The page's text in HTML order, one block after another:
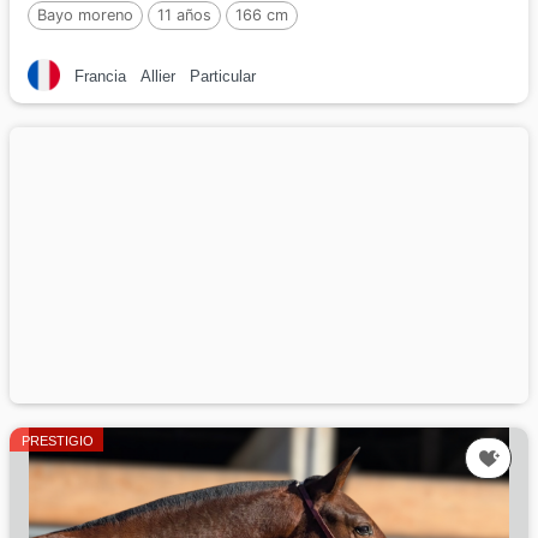
Bayo moreno
11 años 166 cm
Francia Allier Particular
PRESTIGIO